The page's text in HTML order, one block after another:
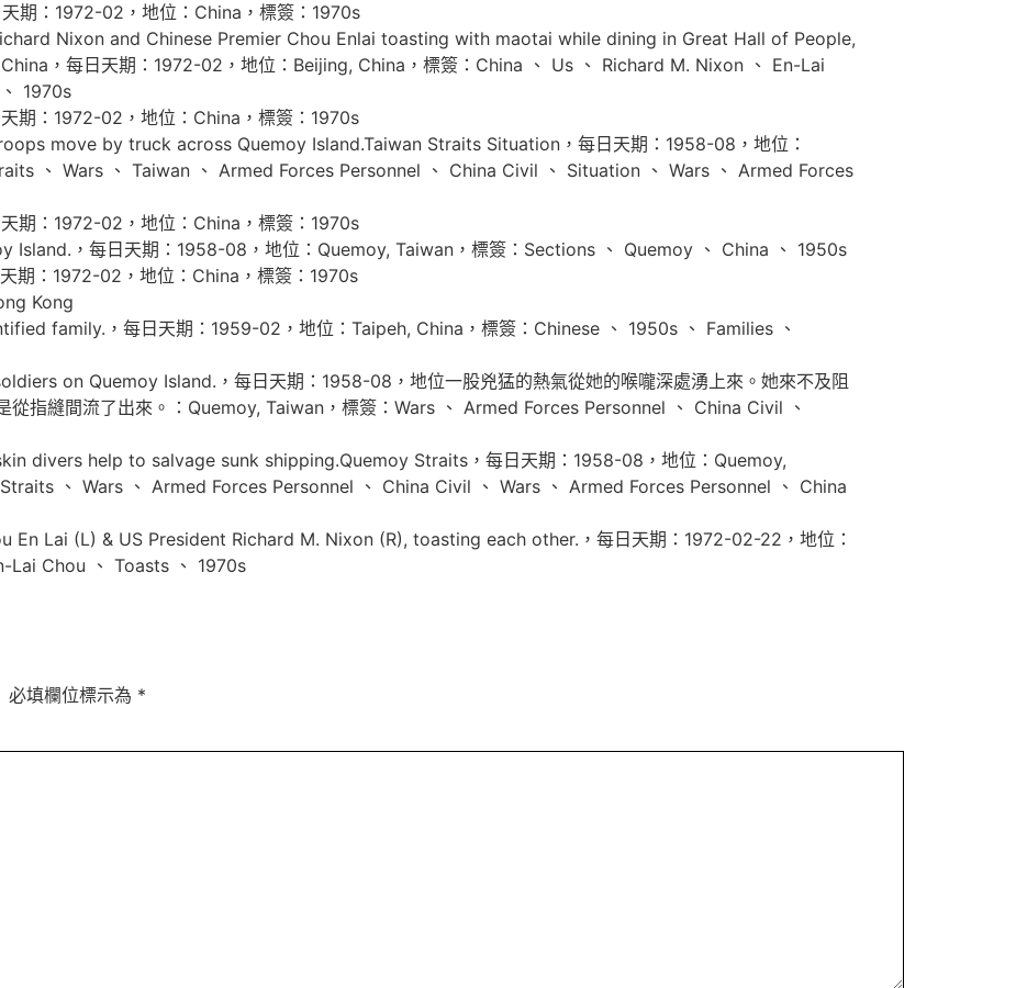
期：1972-02，地位：China，標簽：1970s
Nixon and Chinese Premier Chou Enlai toasting with maotai while dining in Great Hall of People,
，每日天期：1972-02，地位：Beijing, China，標簽：China 、 Us 、 Richard M. Nixon 、 En-Lai
1970s
期：1972-02，地位：China，標簽：1970s
move by truck across Quemoy Island.Taiwan Straits Situation，每日天期：1958-08，地位：
、 Wars 、 Taiwan 、 Armed Forces Personnel 、 China Civil 、 Situation 、 Wars 、 Armed Forces
期：1972-02，地位：China，標簽：1970s
Island.，每日天期：1958-08，地位：Quemoy, Taiwan，標簽：Sections 、 Quemoy 、 China 、 1950s
期：1972-02，地位：China，標簽：1970s
Kong
family.，每日天期：1959-02，地位：Taipeh, China，標簽：Chinese 、 1950s 、 Families 、
on Quemoy Island.，每日天期：1958-08，地位一股兇猛的熱氣從她的喉嚨深處湧上來。她來不及阻
從指縫間流了出來。：Quemoy, Taiwan，標簽：Wars 、 Armed Forces Personnel 、 China Civil 、
divers help to salvage sunk shipping.Quemoy Straits，每日天期：1958-08，地位：Quemoy,
、 Wars 、 Armed Forces Personnel 、 China Civil 、 Wars 、 Armed Forces Personnel 、 China
En Lai (L) & US President Richard M. Nixon (R), toasting each other.，每日天期：1972-02-22，地位：
Lai Chou 、 Toasts 、 1970s
必填欄位標示為 *